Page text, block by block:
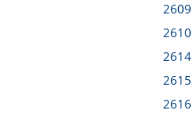
2609
2610
2614
2615
2616